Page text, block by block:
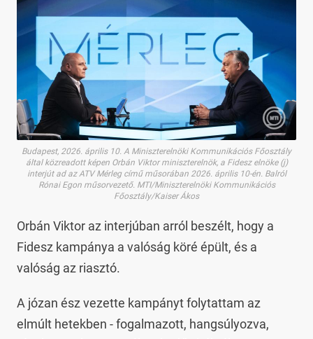
Budapest, 2026. április 10. A Miniszterelnöki Kommunikációs Főosztály
által közreadott képen Orbán Viktor miniszterelnök, a Fidesz elnöke (j)
interjút ad az ATV Mérleg című műsorában 2026. április 10-én. Balról
Rónai Egon műsorvezető. MTI/Miniszterelnöki Kommunikációs
Főosztály/Kaiser Ákos
Orbán Viktor az interjúban arról beszélt, hogy a
Fidesz kampánya a valóság köré épült, és a
valóság az riasztó.
A józan ész vezette kampányt folytattam az
elmúlt hetekben - fogalmazott, hangsúlyozva,